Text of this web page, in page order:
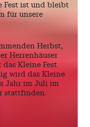
Fest ist und bleibt
für unsere
Herbst,
Herrenhäuser
das Kleine Fest
wird das Kleine
Jahr im Juli im
stattfinden.